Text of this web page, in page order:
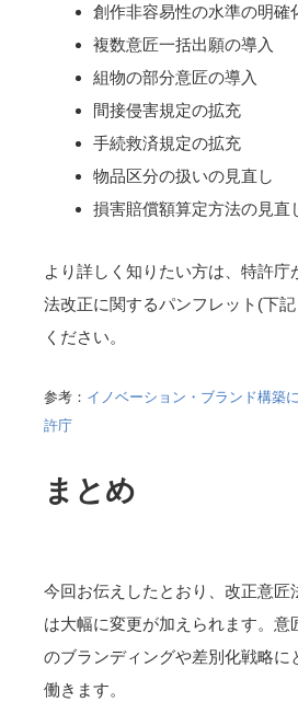
創作非容易性の水準の明確
複数意匠一括出願の導入
組物の部分意匠の導入
間接侵害規定の拡充
手続救済規定の拡充
物品区分の扱いの見直し
損害賠償額算定方法の見直
より詳しく知りたい方は、特許庁
法改正に関するパンフレット(下
ください。
参考： イノベーション・ブランド構築
許庁
まとめ
今回お伝えしたとおり、改正意匠
は大幅に変更が加えられます。意
のブランディングや差別化戦略に
働きます。